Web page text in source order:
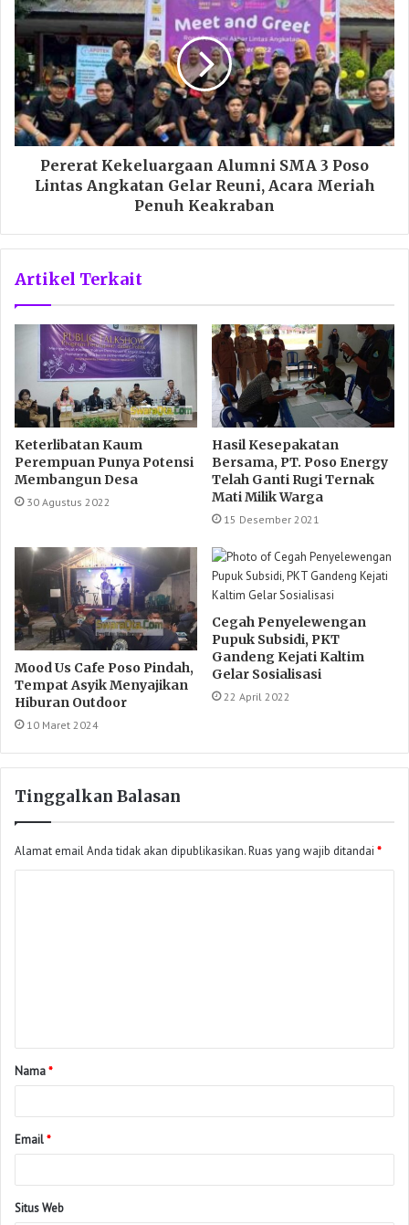
Pererat Kekeluargaan Alumni SMA 3 Poso
Lintas Angkatan Gelar Reuni, Acara Meriah
Penuh Keakraban
Artikel Terkait
Keterlibatan Kaum
Perempuan Punya Potensi
Membangun Desa
30 Agustus 2022
Hasil Kesepakatan
Bersama, PT. Poso Energy
Telah Ganti Rugi Ternak
Mati Milik Warga
15 Desember 2021
Mood Us Cafe Poso Pindah,
Tempat Asyik Menyajikan
Hiburan Outdoor
10 Maret 2024
Cegah Penyelewengan
Pupuk Subsidi, PKT
Gandeng Kejati Kaltim
Gelar Sosialisasi
22 April 2022
Tinggalkan Balasan
Alamat email Anda tidak akan dipublikasikan.Ruas yang wajib ditandai *
Nama*
Email*
Situs Web